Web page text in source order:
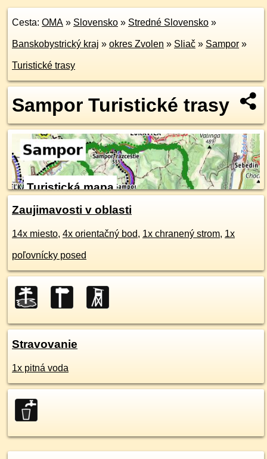
Cesta: OMA » Slovensko » Stredné Slovensko »
Banskobystrický kraj » okres Zvolen » Sliač » Sampor »
Turistické trasy
Sampor Turistické trasy
Turistická mapa
Zaujimavosti v oblasti
14x miesto, 4x orientačný bod, 1x chranený strom, 1x
poľovnícky posed
Stravovanie
1x pitná voda